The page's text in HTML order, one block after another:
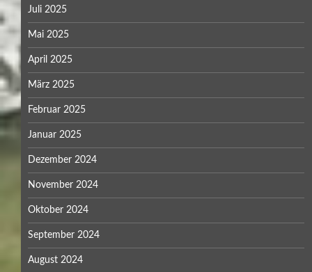
Juli 2025
Mai 2025
April 2025
März 2025
Februar 2025
Januar 2025
Dezember 2024
November 2024
Oktober 2024
September 2024
August 2024